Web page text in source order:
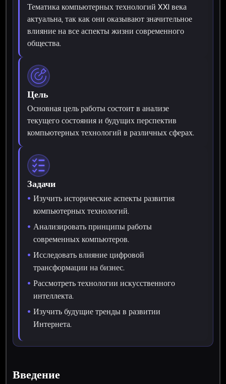
Тематика компьютерных технологий XXI века
актуальна, так как они оказывают значительное
влияние на все аспекты жизни современного
общества.
Цель
Основная цель работы состоит в анализе
текущего состояния и будущих перспектив
компьютерных технологий в различных сферах.
Задачи
Изучить исторические аспекты развития
компьютерных технологий.
Анализировать принципы работы
современных компьютеров.
Исследовать влияние цифровой
трансформации на бизнес.
Рассмотреть технологии искусственного
интеллекта.
Изучить будущие тренды в развитии
Интернета.
Введение